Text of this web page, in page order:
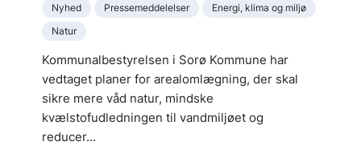
Nyhed Pressemeddelelser
Energi, klima og miljø
Natur
Kommunalbestyrelsen i Sorø Kommune har
vedtaget planer for arealomlægning, der skal
sikre mere våd natur, mindske
kvælstofudledningen til vandmiljøet og
reducer...